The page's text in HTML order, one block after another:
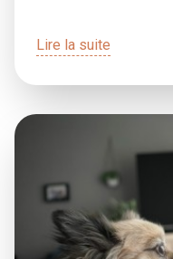
Lire la suite